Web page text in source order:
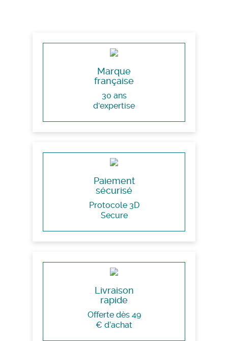
Marque
française
30 ans
d'expertise
Paiement
sécurisé
Protocole 3D
Secure
Livraison
rapide
Offerte dès 49
€ d’achat